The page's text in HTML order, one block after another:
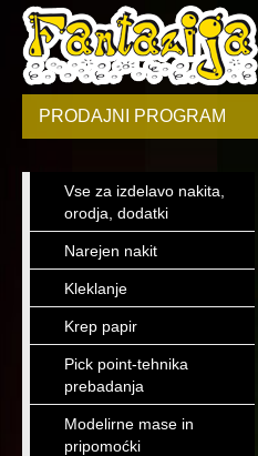
PRODAJNI PROGRAM
Vse za izdelavo nakita,
orodja, dodatki
Narejen nakit
Kleklanje
Krep papir
Pick point-tehnika
prebadanja
Modelirne mase in
pripomoćki